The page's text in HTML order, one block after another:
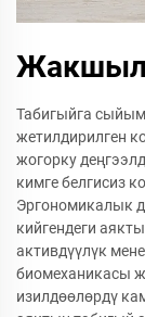
Табигыйга
жетилдирилген
жогорку
кимге белгисиз
Эргономикалык
кийгендеги
активдүүлүк
биомеханикасы
изилдөөлөрдү